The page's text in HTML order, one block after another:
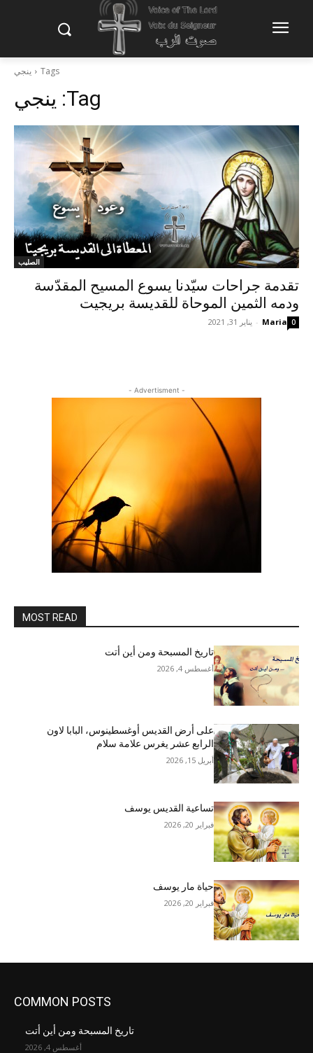
Tags ينجي
Tag: ينجي
الصليب
تقدمة جراحات سيّدنا يسوع المسيح المقدّسة
ودمه الثمين الموحاة للقديسة بريجيت
Maria
- يناير 31, 2021 0
- Advertisment -
MOST READ
تاريخ المسبحة ومن أين أتت
أغسطس 4, 2026
على أرض القديس أوغسطينوس، البابا لاون
الرابع عشر يغرس علامة سلام
أبريل 15, 2026
تساعية القديس يوسف
فبراير 20, 2026
حياة مار يوسف
فبراير 20, 2026
COMMON POSTS
تاريخ المسبحة ومن أين أتت
أغسطس 4, 2026